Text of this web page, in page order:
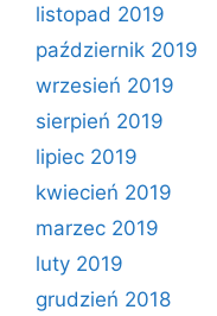
listopad 2019
październik 2019
wrzesień 2019
sierpień 2019
lipiec 2019
kwiecień 2019
marzec 2019
luty 2019
grudzień 2018